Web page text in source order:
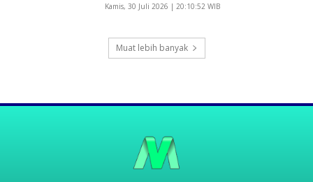
Kamis, 30 Juli 2026 | 20:10:52 WIB
Muat lebih banyak